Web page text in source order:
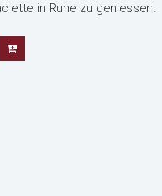
in Ruhe zu geniessen.